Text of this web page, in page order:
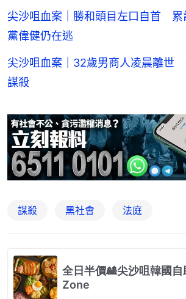
尖沙咀血案｜勝和頭目左口自首
黨偉健仍在逃
尖沙咀血案｜32歲男商人凌晨離世
謀殺
謀殺 黑社會 法庭